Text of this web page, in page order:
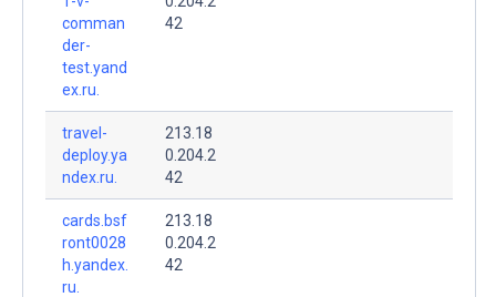
comman
der-
test.yand
ex.ru.
42
travel-
deploy.ya
ndex.ru.
213.18
0.204.2
42
cards.bsf
ront0028
h.yandex.
ru.
213.18
0.204.2
42